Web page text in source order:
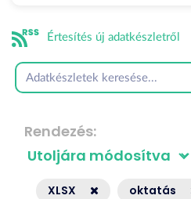
Értesítés új adatkészletről
Rendezés
XLSX
oktatás